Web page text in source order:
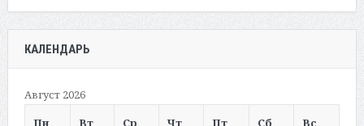
КАЛЕНДАРЬ
Август 2026
Пн
Вт Ср Чт Пт Сб Вс